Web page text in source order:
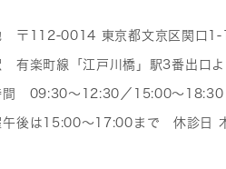
〒112-0014 東京都文京区関口1-
有楽町線「江戸川橋」駅3番出口
間 09:30～12:30／15:00～18:30
後は15:00～17:00まで 休診日 木